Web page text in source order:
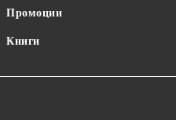
Промоции
Книги